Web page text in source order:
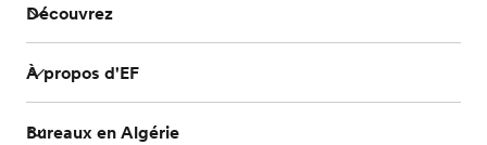
Découvrez
À propos d'EF
Bureaux en Algérie